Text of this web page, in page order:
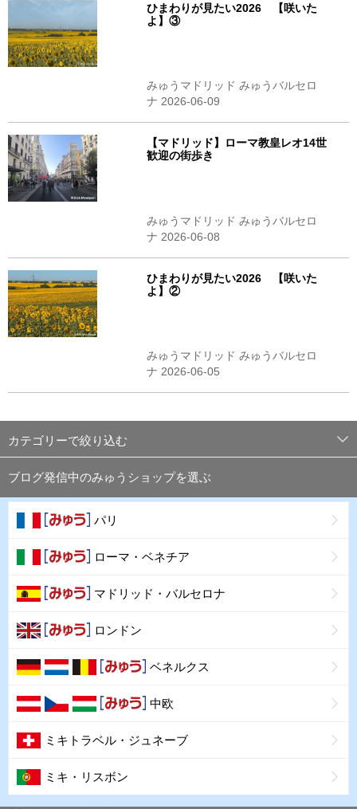
ひまわりが見たい2026 【咲いた
よ】③
みゅうマドリッド みゅうバルセロ
ナ 2026-06-09
【マドリッド】ローマ教皇レオ14世
歓迎の街歩き
みゅうマドリッド みゅうバルセロ
ナ 2026-06-08
ひまわりが見たい2026 【咲いた
よ】②
みゅうマドリッド みゅうバルセロ
ナ 2026-06-05
カテゴリーで絞り込む
ブログ発信中のみゅうショップを選ぶ
パリ
ローマ・ベネチア
マドリッド・バルセロナ
ロンドン
ベネルクス
中欧
ミキトラベル・ジュネーブ
ミキ・リスボン